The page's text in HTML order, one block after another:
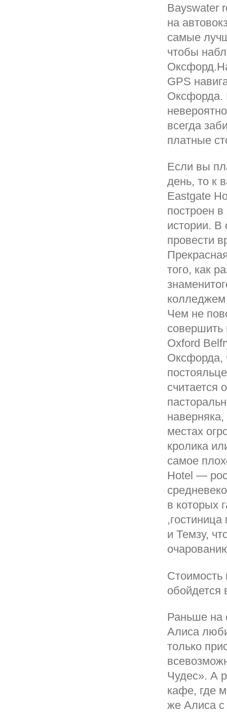
Bayswater
на
самые
чтобы
GPS
Оксфорда.
всегда
платные
Если вы
день, то к
Eastgate
построен
истории. В
провести
того, как
Чем не
совершить
Oxford
Оксфорда,
считается
местах
кролика
самое
Hotel —
в которых
и Темзу,
Стоимость
обойдется
Раньше на
Алиса
только
Чудес». А
кафе, где
же Алиса с